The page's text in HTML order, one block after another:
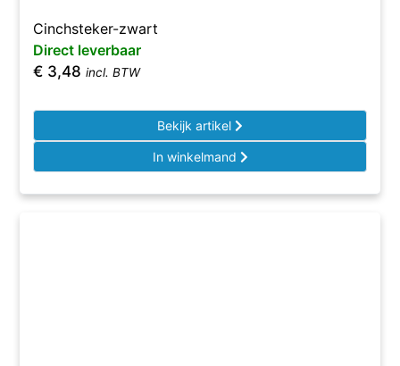
Cinchsteker-zwart
Direct leverbaar
€ 3,48 incl. BTW
Bekijk artikel
In winkelmand